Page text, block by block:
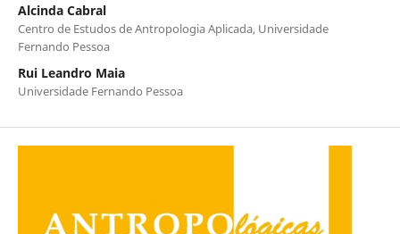
Alcinda Cabral
Centro de Estudos de Antropologia Aplicada, Universidade
Fernando Pessoa
Rui Leandro Maia
Universidade Fernando Pessoa